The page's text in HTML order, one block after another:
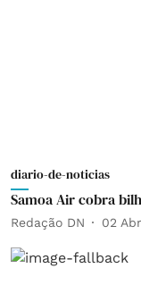
diario-de-noticias
Samoa Air cobra
Redação DN 02